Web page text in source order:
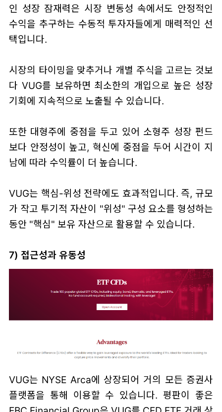
인 성장 잠재력은 시장 변동성 속에서도 안정적인
수익을 추구하는 수동적 투자자들에게 매력적인 선
택입니다.
시장의 타이밍을 맞추거나 개별 주식을 고르는 것보
다 VUG를 보유하면 최소한의 개입으로 높은 성장
기회에 지속적으로 노출될 수 있습니다.
또한 대형주에 중점을 두고 있어 소형주 성장 펀드
보다 안정성이 높고, 혁신에 중점을 두어 시간이 지
남에 따라 수익률이 더 높습니다.
VUG는 핵심-위성 전략에도 효과적입니다. 즉, 규모
가 작고 투기적 자산이 "위성" 구성 요소를 형성하는
동안 "핵심" 보유 자산으로 활용할 수 있습니다.
7) 접근성과 유동성
VUG는 NYSE Arca에 상장되어 거의 모든 증권사
플랫폼을 통해 이용할 수 있습니다. 평판이 좋은